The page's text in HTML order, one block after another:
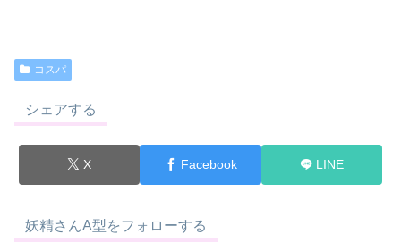
コスパ
シェアする
X Facebook LINE
妖精さんA型をフォローする